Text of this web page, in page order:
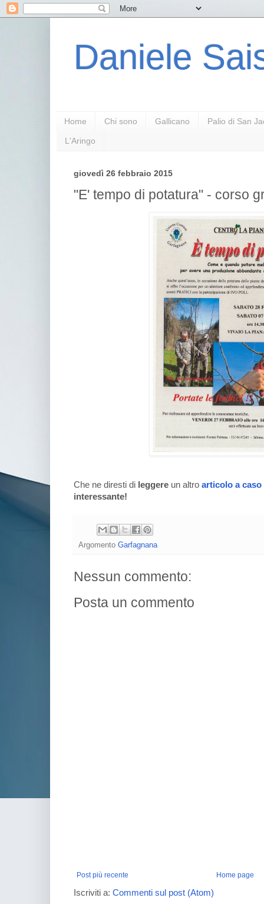
Daniele
Home Chi sono Gallicano Palio di San
L'Aringo
giovedì 26 febbraio 2015
"E' tempo di potatura" - corso
Che ne diresti di leggere un altro articolo a caso
interessante!
Argomento Garfagnana
Nessun commento:
Posta un commento
Post più recente Home page
Iscriviti a: Commenti sul post (Atom)